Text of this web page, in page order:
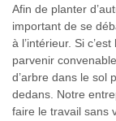
Afin de planter
important de se
à l’intérieur. Si
parvenir
d’arbre dans le sol
dedans. Notre
faire le travail sans